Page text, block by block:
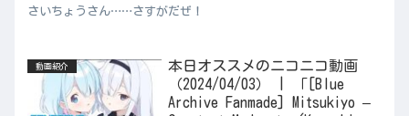
さいちょうさん……さすがだぜ！
動画紹介
本日オススメのニコニコ動画
（2024/04/03） | 「[Blue
Archive Fanmade] Mitsukiyo –